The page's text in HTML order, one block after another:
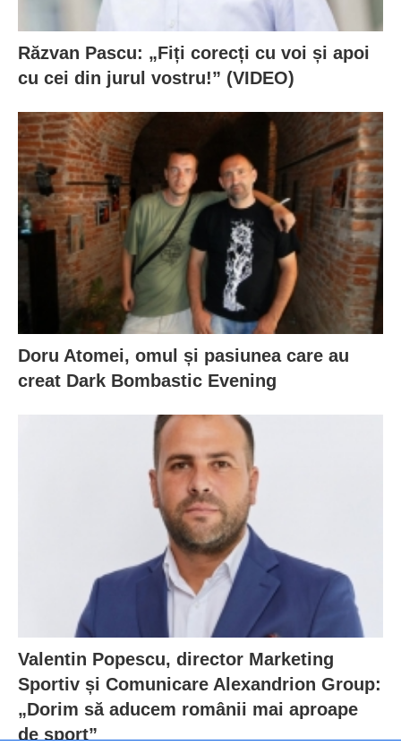
Răzvan Pascu: „Fiți corecți cu voi și apoi
cu cei din jurul vostru!” (VIDEO)
Doru Atomei, omul și pasiunea care au
creat Dark Bombastic Evening
Valentin Popescu, director Marketing
Sportiv și Comunicare Alexandrion Group:
„Dorim să aducem românii mai aproape
de sport”